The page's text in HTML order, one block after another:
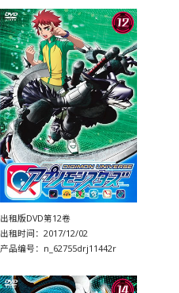
出租版DVD第12卷
出租时间：2017/12/02
产品编号：n_62755drj11442r